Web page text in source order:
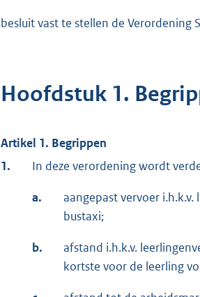
besluit vast te stellen de Verordening
Hoofdstuk 1.
Artikel 1. Begrippen
1.
In deze verordening wordt
a.
aangepast vervoer
bustaxi;
b.
afstand i.h.k.v.
kortste voor de leerling